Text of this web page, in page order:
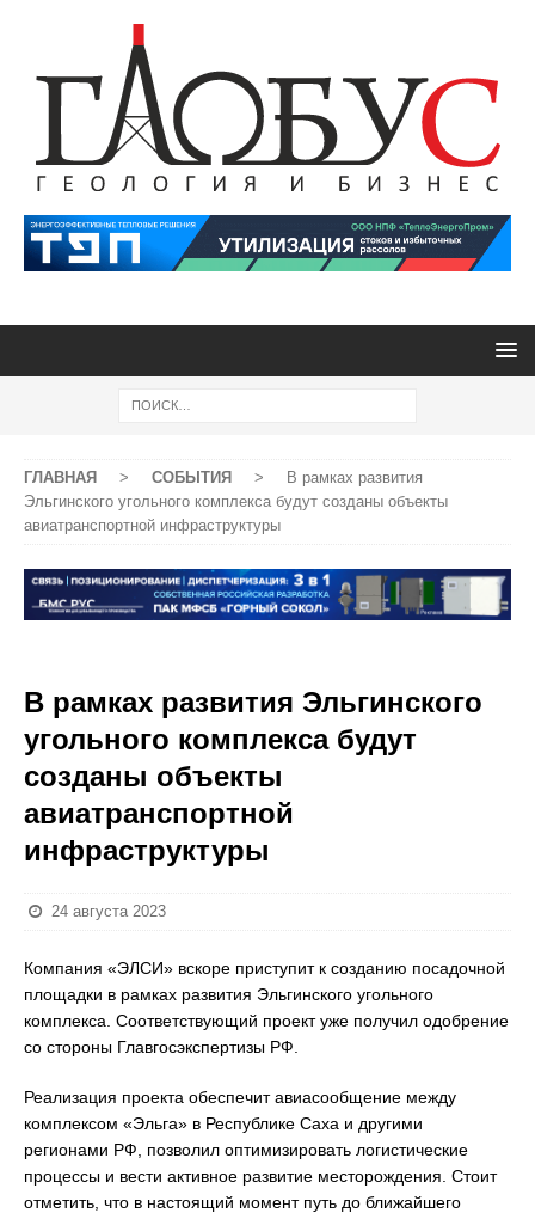
ГЛАВНАЯ > СОБЫТИЯ >
В рамках развития
Эльгинского угольного комплекса будут созданы объекты
авиатранспортной инфраструктуры
В рамках развития Эльгинского
угольного комплекса будут
созданы объекты
авиатранспортной
инфраструктуры
24 августа 2023
Компания «ЭЛСИ» вскоре приступит к созданию посадочной
площадки в рамках развития Эльгинского угольного
комплекса. Соответствующий проект уже получил одобрение
со стороны Главгосэкспертизы РФ.
Реализация проекта обеспечит авиасообщение между
комплексом «Эльга» в Республике Саха и другими
регионами РФ, позволил оптимизировать логистические
процессы и вести активное развитие месторождения. Стоит
отметить, что в настоящий момент путь до ближайшего